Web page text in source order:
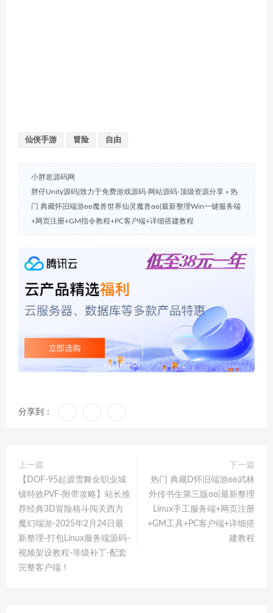
仙侠手游 冒险 自由
小胖崽源码网
胖仔Unity源码|致力于免费游戏源码-网站源码-顶级资源分享 » 热
门 典藏怀旧端游ʚʚ魔兽世界仙灵魔兽ɞɞ|最新整理Win一键服务端
+网页注册+GM指令教程+PC客户端+详细搭建教程
分享到：
上一篇
【DOF-95起源雪舞全职业城
镇特效PVF-附带攻略】站长推
荐经典3D冒险格斗闯关西方
魔幻端游-2025年2月24日最
新整理-打包Linux服务端源码-
视频架设教程-等级补丁-配套
完整客户端！
下一篇
热门 典藏D怀旧端游ʚʚ武林
外传书生第三版ɞɞ|最新整理
Linux手工服务端+网页注册
+GM工具+PC客户端+详细搭
建教程